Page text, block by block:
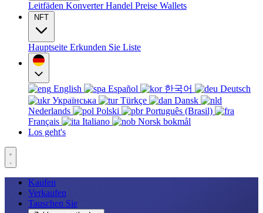
Leitfäden KonverterHandel Preise Wallets
NFT
Hauptseite Erkunden Sie Liste
English Español 한국어
Deutsch
Українська
Türkçe
Dansk
Nederlands
Polski
Português (Brasil)
Français
Italiano
Norsk bokmål
Los geht's
Kaufen
Verkaufen
Tauschen Sie